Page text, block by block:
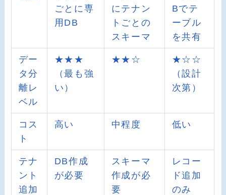
ごとに専
用DB
にテナン
トごとの
スキーマ
Bでテ
ーブル
を共有
デー
タ分
離レ
ベル
★★★
（最も強
い）
★★☆
★☆☆
（設計
次第）
コス
ト
高い 中程度 低い
テナ
ント
追加
DB作成
が必要
スキーマ
作成が必
要
レコー
ド追加
のみ